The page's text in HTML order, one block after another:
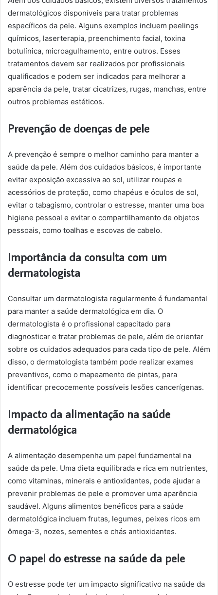
dermatológicos disponíveis para tratar problemas
específicos da pele. Alguns exemplos incluem peelings
químicos, laserterapia, preenchimento facial, toxina
botulínica, microagulhamento, entre outros. Esses
tratamentos devem ser realizados por profissionais
qualificados e podem ser indicados para melhorar a
aparência da pele, tratar cicatrizes, rugas, manchas, entre
outros problemas estéticos.
Prevenção de doenças de pele
A prevenção é sempre o melhor caminho para manter a
saúde da pele. Além dos cuidados básicos, é importante
evitar exposição excessiva ao sol, utilizar roupas e
acessórios de proteção, como chapéus e óculos de sol,
evitar o tabagismo, controlar o estresse, manter uma boa
higiene pessoal e evitar o compartilhamento de objetos
pessoais, como toalhas e escovas de cabelo.
Importância da consulta com um
dermatologista
Consultar um dermatologista regularmente é fundamental
para manter a saúde dermatológica em dia. O
dermatologista é o profissional capacitado para
diagnosticar e tratar problemas de pele, além de orientar
sobre os cuidados adequados para cada tipo de pele. Além
disso, o dermatologista também pode realizar exames
preventivos, como o mapeamento de pintas, para
identificar precocemente possíveis lesões cancerígenas.
Impacto da alimentação na saúde
dermatológica
A alimentação desempenha um papel fundamental na
saúde da pele. Uma dieta equilibrada e rica em nutrientes,
como vitaminas, minerais e antioxidantes, pode ajudar a
prevenir problemas de pele e promover uma aparência
saudável. Alguns alimentos benéficos para a saúde
dermatológica incluem frutas, legumes, peixes ricos em
ômega-3, nozes, sementes e chás antioxidantes.
O papel do estresse na saúde da pele
O estresse pode ter um impacto significativo na saúde da